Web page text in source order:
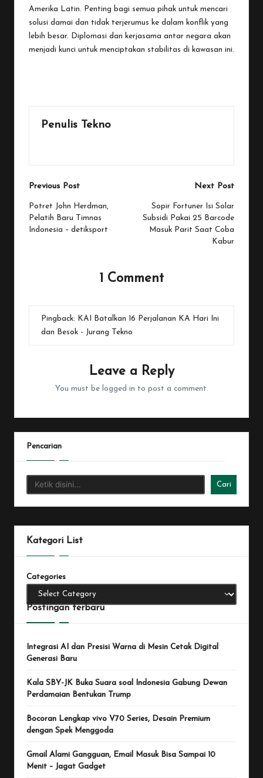
Amerika Latin. Penting bagi semua pihak untuk mencari
solusi damai dan tidak terjerumus ke dalam konflik yang
lebih besar. Diplomasi dan kerjasama antar negara akan
menjadi kunci untuk menciptakan stabilitas di kawasan ini.
Penulis Tekno
Post
navigation
Previous Post
Potret John Herdman,
Pelatih Baru Timnas
Indonesia – detiksport
Next Post
Sopir Fortuner Isi Solar
Subsidi Pakai 25 Barcode
Masuk Parit Saat Coba
Kabur
1 Comment
Pingback:
KAI Batalkan 16 Perjalanan KA Hari Ini
dan Besok - Jurang Tekno
Leave a Reply
You must be logged in to post a comment.
Pencarian
Cari
Kategori List
Categories
Postingan terbaru
Integrasi AI dan Presisi Warna di Mesin Cetak Digital
Generasi Baru
Kala SBY-JK Buka Suara soal Indonesia Gabung Dewan
Perdamaian Bentukan Trump
Bocoran Lengkap vivo V70 Series, Desain Premium
dengan Spek Menggoda
Gmail Alami Gangguan, Email Masuk Bisa Sampai 10
Menit – Jagat Gadget